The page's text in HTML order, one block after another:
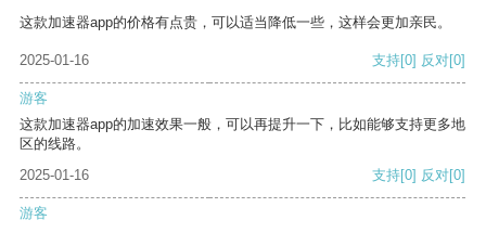
这款加速器app的价格有点贵，可以适当降低一些，这样会更加亲民。
2025-01-16 支持[0] 反对[0]
游客
这款加速器app的加速效果一般，可以再提升一下，比如能够支持更多地
区的线路。
2025-01-16
支持[0] 反对[0]
游客